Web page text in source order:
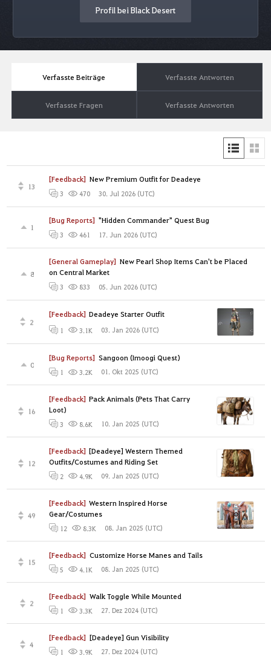
Profil bei Black Desert
Verfasste Beiträge Verfasste Antworten
Verfasste Fragen Verfasste Antworten
[Feedback] New Premium Outfit for Deadeye
13
3 470 30. Jul 2026 (UTC)
[Bug Reports] "Hidden Commander" Quest Bug
1
3 461 17. Jun 2026 (UTC)
[General Gameplay] New Pearl Shop Items Can't be Placed
on Central Market
8
3 833 05. Jun 2026 (UTC)
[Feedback] Deadeye Starter Outfit
2
1 3.1K 03. Jan 2026 (UTC)
[Bug Reports] Sangoon (Imoogi Quest)
0
1 3.2K 01. Okt 2025 (UTC)
[Feedback] Pack Animals (Pets That Carry
Loot)
16
3 8.6K 10. Jan 2025 (UTC)
[Feedback] [Deadeye] Western Themed
Outfits/Costumes and Riding Set
12
2 4.9K 09. Jan 2025 (UTC)
[Feedback] Western Inspired Horse
Gear/Costumes
49
12 8.3K 08. Jan 2025 (UTC)
[Feedback] Customize Horse Manes and Tails
15
5 4.1K 08. Jan 2025 (UTC)
[Feedback] Walk Toggle While Mounted
2
1 3.3K 27. Dez 2024 (UTC)
[Feedback] [Deadeye] Gun Visibility
4
1 3.9K 27. Dez 2024 (UTC)